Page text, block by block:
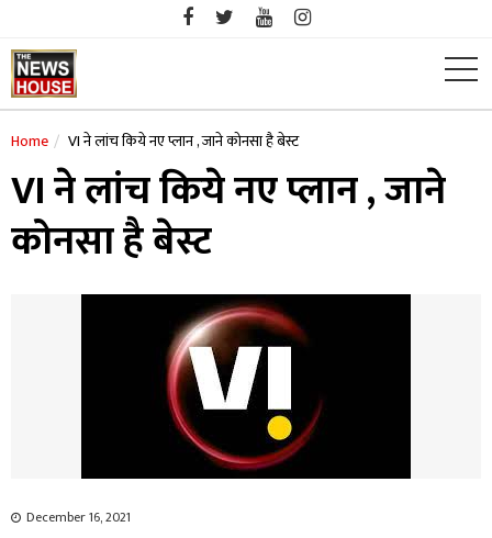
content
Home VI ने लांच किये नए प्लान , जाने कोनसा है बेस्ट
VI ने लांच किये नए प्लान , जाने
कोनसा है बेस्ट
December 16, 2021